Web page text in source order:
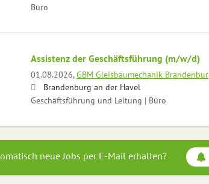
Büro
Assistenz der Geschäftsführung (m/w/d)
01.08.2026,GBM Gleisbaumechanik
Brandenburg an der Havel
Geschäftsführung und Leitung | Büro
neue Jobs per E-Mail erhalten?